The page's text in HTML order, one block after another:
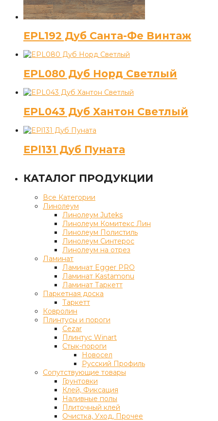
EPL192 Дуб Санта-Фе Винтаж
EPL080 Дуб Норд Светлый
EPL043 Дуб Хантон Светлый
EPl131 Дуб Пуната
КАТАЛОГ ПРОДУКЦИИ
Все Категории
Линолеум
Линолеум Juteks
Линолеум Комитекс Лин
Линолеум Полистиль
Линолеум Синтерос
Линолеум на отрез
Ламинат
Ламинат Egger PRO
Ламинат Kastamonu
Ламинат Таркетт
Паркетная доска
Таркетт
Ковролин
Плинтусы и пороги
Cezar
Плинтус Winart
Стык-пороги
Новосел
Русский Профиль
Сопутствующие товары
Грунтовки
Клей, Фиксация
Наливные полы
Плиточный клей
Очистка, Уход, Прочее